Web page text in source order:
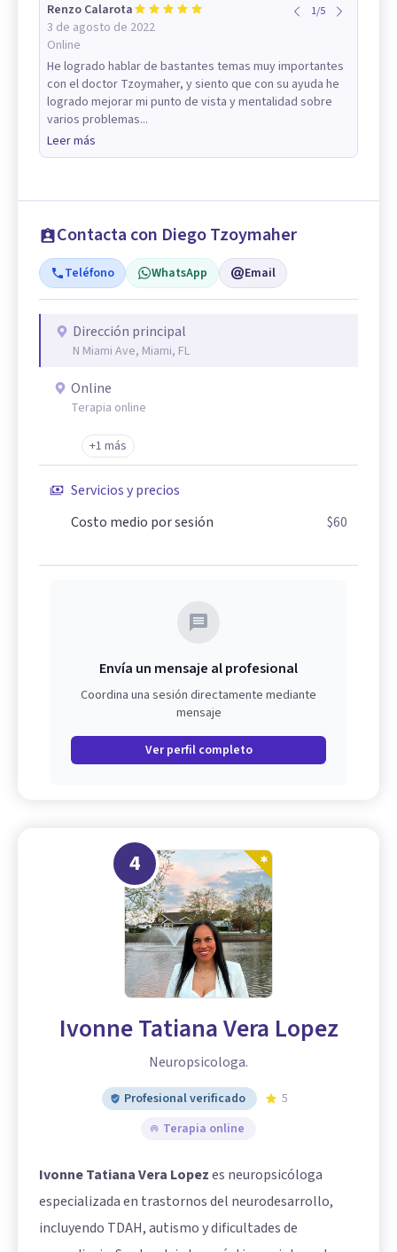
Renzo Calarota
3 de agosto de 2022
Online
1/5
He logrado hablar de bastantes temas muy importantes
con el doctor Tzoymaher, y siento que con su ayuda he
logrado mejorar mi punto de vista y mentalidad sobre
varios problemas...
Leer más
Contacta con Diego Tzoymaher
Teléfono WhatsApp Email
Dirección principal
N Miami Ave, Miami, FL
Online
Terapia online
+1 más
Servicios y precios
Costo medio por sesión
$60
Envía un mensaje al profesional
Coordina una sesión directamente mediante
mensaje
Ver perfil completo
4
Ivonne Tatiana Vera Lopez
Neuropsicologa.
Profesional verificado
5
Terapia online
Ivonne Tatiana Vera Lopezes neuropsicóloga
especializada en trastornos del neurodesarrollo,
incluyendo TDAH, autismo y dificultades de